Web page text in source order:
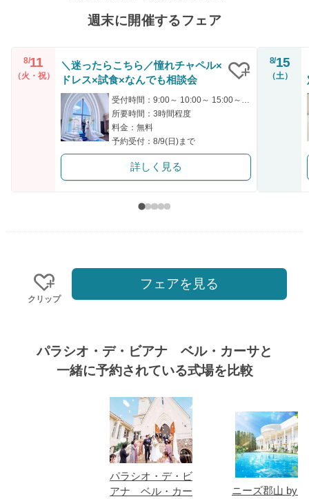
週末に開催するフェア
8/11
（火・祝）
＼迷ったらこちら／憧れチャペル×
ドレス×試食×なんでも相談会
所要時間：3時間程度
料金：無料
予約受付：8/9(日)まで
詳しく見る
8/15
（土）
クリップ
フェアを見る
パラシオ・デ・ビアナ ベル・カーサと
一緒に予約されている式場を比較
パラシオ・デ・ビ
アナ ベル・カー
ニーズ郡山 by